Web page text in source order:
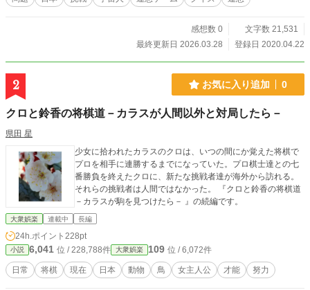
感想数 0
文字数 21,531
最終更新日 2026.03.28
登録日 2020.04.22
2 お気に入り追加 0
クロと鈴香の将棋道－カラスが人間以外と対局したら－
県田 星
少女に拾われたカラスのクロは、いつの間にか覚えた将棋で
プロを相手に連勝するまでになっていた。プロ棋士達との七
番勝負を終えたクロに、新たな挑戦者達が海外から訪れる。
それらの挑戦者は人間ではなかった。 『クロと鈴香の将棋道
－カラスが駒を見つけたら－ 』の続編です。
大衆娯楽 連載中 長編
24h.ポイント 228pt
小説 6,041 位 / 228,788件 大衆娯楽 109 位 / 6,072件
日常 将棋 現在 日本 動物 鳥 女主人公 才能 努力